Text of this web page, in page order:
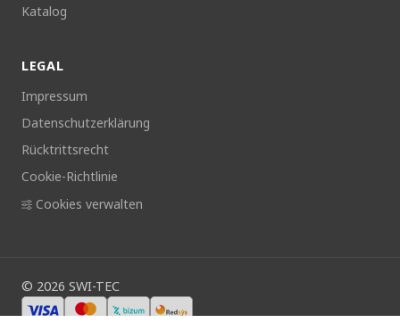
Katalog
LEGAL
Impressum
Datenschutzerklärung
Rücktrittsrecht
Cookie-Richtlinie
Cookies verwalten
© 2026 SWI-TEC